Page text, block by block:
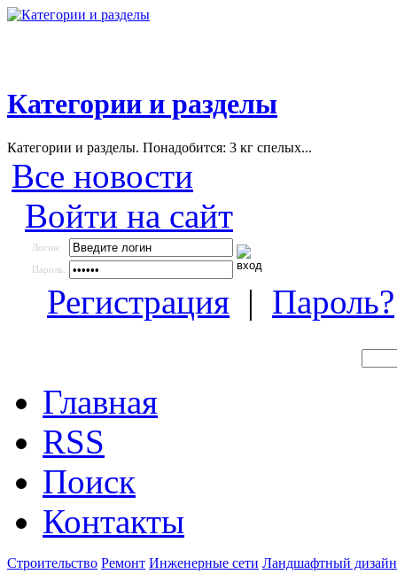
Категории и разделы
Категории и разделы. Понадобится: 3 кг спелых...
Все новости
Войти на сайт
Логин:
Пароль:
Регистрация | Пароль?
Главная
RSS
Поиск
Контакты
Строительство Ремонт Инженерные сети Ландшафтный дизайн